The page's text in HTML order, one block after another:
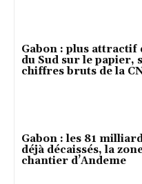
Gabon : plus attractif
du Sud sur le papier,
chiffres bruts de la
Gabon : les 81
déjà décaissés, la
chantier d’Andeme